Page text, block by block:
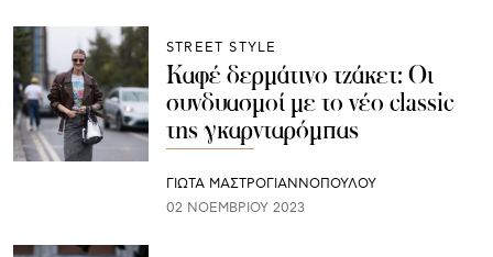
STREET STYLE
Καφέ δερμάτινο τζάκετ: Οι
συνδυασμοί με το νέο classic
της γκαρνταρόμπας
ΓΙΩΤΑ ΜΑΣΤΡΟΓΙΑΝΝΟΠΟΥΛΟΥ
02 ΝΟΕΜΒΡΊΟΥ 2023